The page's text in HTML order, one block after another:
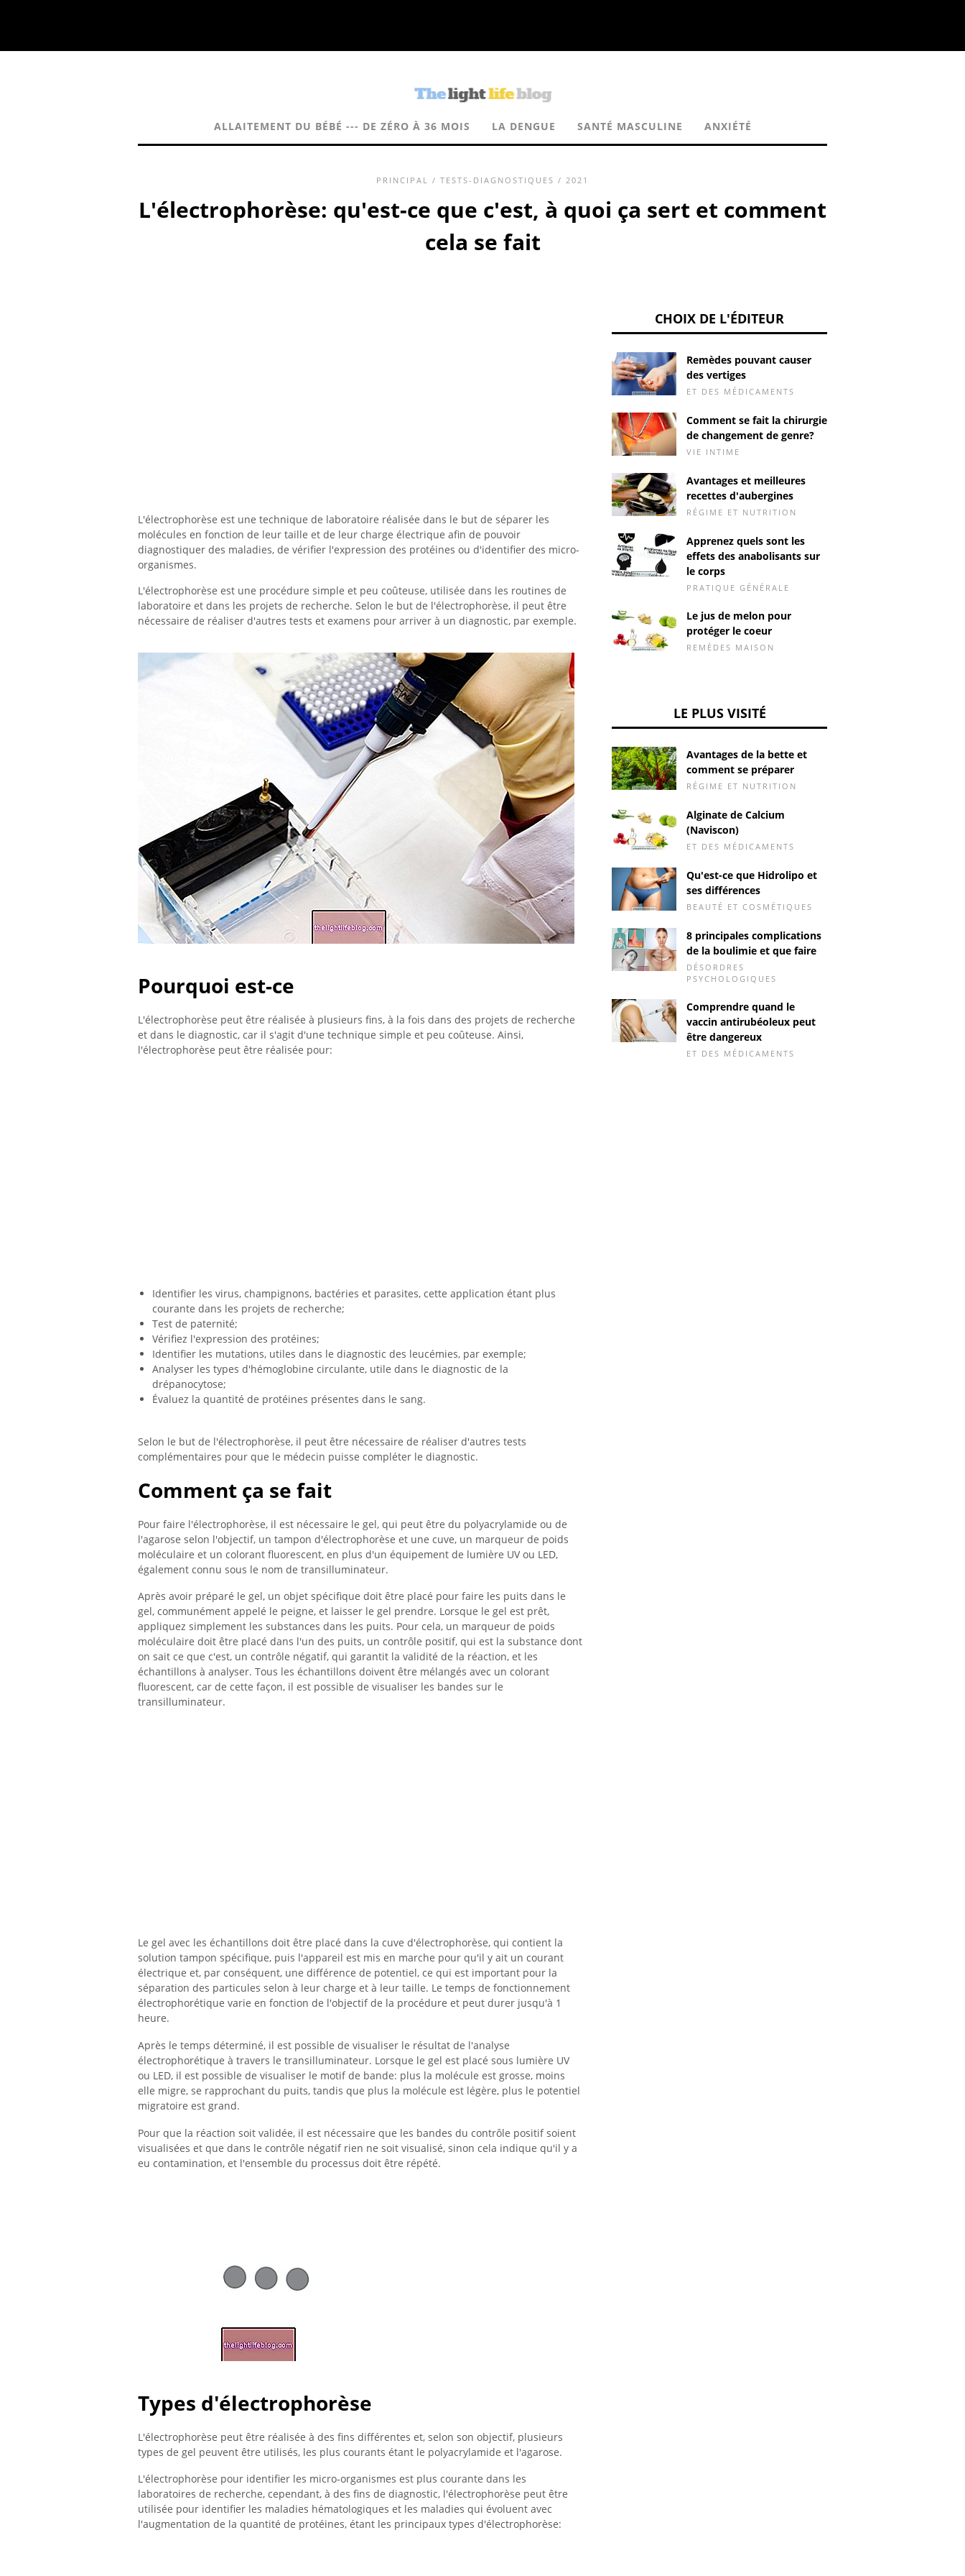
ALLAITEMENT DU BÉBÉ --- DE ZÉRO À 36 MOIS LA DENGUE SANTÉ MASCULINE ANXIÉTÉ
PRINCIPAL / TESTS-DIAGNOSTIQUES / 2021
L'électrophorèse: qu'est-ce que c'est, à quoi ça sert et comment
cela se fait
L'électrophorèse est une technique de laboratoire réalisée dans le but de séparer les
molécules en fonction de leur taille et de leur charge électrique afin de pouvoir
diagnostiquer des maladies, de vérifier l'expression des protéines ou d'identifier des micro-
organismes.
L'électrophorèse est une procédure simple et peu coûteuse, utilisée dans les routines de
laboratoire et dans les projets de recherche. Selon le but de l'électrophorèse, il peut être
nécessaire de réaliser d'autres tests et examens pour arriver à un diagnostic, par exemple.
Pourquoi est-ce
L'électrophorèse peut être réalisée à plusieurs fins, à la fois dans des projets de recherche
et dans le diagnostic, car il s'agit d'une technique simple et peu coûteuse. Ainsi,
l'électrophorèse peut être réalisée pour:
Identifier les virus, champignons, bactéries et parasites, cette application étant plus
courante dans les projets de recherche;
Test de paternité;
Vérifiez l'expression des protéines;
Identifier les mutations, utiles dans le diagnostic des leucémies, par exemple;
Analyser les types d'hémoglobine circulante, utile dans le diagnostic de la
drépanocytose;
Évaluez la quantité de protéines présentes dans le sang.
Selon le but de l'électrophorèse, il peut être nécessaire de réaliser d'autres tests
complémentaires pour que le médecin puisse compléter le diagnostic.
Comment ça se fait
Pour faire l'électrophorèse, il est nécessaire le gel, qui peut être du polyacrylamide ou de
l'agarose selon l'objectif, un tampon d'électrophorèse et une cuve, un marqueur de poids
moléculaire et un colorant fluorescent, en plus d'un équipement de lumière UV ou LED,
également connu sous le nom de transilluminateur.
Après avoir préparé le gel, un objet spécifique doit être placé pour faire les puits dans le
gel, communément appelé le peigne, et laisser le gel prendre. Lorsque le gel est prêt,
appliquez simplement les substances dans les puits. Pour cela, un marqueur de poids
moléculaire doit être placé dans l'un des puits, un contrôle positif, qui est la substance dont
on sait ce que c'est, un contrôle négatif, qui garantit la validité de la réaction, et les
échantillons à analyser. Tous les échantillons doivent être mélangés avec un colorant
fluorescent, car de cette façon, il est possible de visualiser les bandes sur le
transilluminateur.
Le gel avec les échantillons doit être placé dans la cuve d'électrophorèse, qui contient la
solution tampon spécifique, puis l'appareil est mis en marche pour qu'il y ait un courant
électrique et, par conséquent, une différence de potentiel, ce qui est important pour la
séparation des particules selon à leur charge et à leur taille. Le temps de fonctionnement
électrophorétique varie en fonction de l'objectif de la procédure et peut durer jusqu'à 1
heure.
Après le temps déterminé, il est possible de visualiser le résultat de l'analyse
électrophorétique à travers le transilluminateur. Lorsque le gel est placé sous lumière UV
ou LED, il est possible de visualiser le motif de bande: plus la molécule est grosse, moins
elle migre, se rapprochant du puits, tandis que plus la molécule est légère, plus le potentiel
migratoire est grand.
Pour que la réaction soit validée, il est nécessaire que les bandes du contrôle positif soient
visualisées et que dans le contrôle négatif rien ne soit visualisé, sinon cela indique qu'il y a
eu contamination, et l'ensemble du processus doit être répété.
Types d'électrophorèse
L'électrophorèse peut être réalisée à des fins différentes et, selon son objectif, plusieurs
types de gel peuvent être utilisés, les plus courants étant le polyacrylamide et l'agarose.
L'électrophorèse pour identifier les micro-organismes est plus courante dans les
laboratoires de recherche, cependant, à des fins de diagnostic, l'électrophorèse peut être
utilisée pour identifier les maladies hématologiques et les maladies qui évoluent avec
l'augmentation de la quantité de protéines, étant les principaux types d'électrophorèse:
CHOIX DE L'ÉDITEUR
Remèdes pouvant causer
des vertiges
ET DES MÉDICAMENTS
Comment se fait la chirurgie
de changement de genre?
VIE INTIME
Avantages et meilleures
recettes d'aubergines
RÉGIME ET NUTRITION
Apprenez quels sont les
effets des anabolisants sur
le corps
PRATIQUE GÉNÉRALE
Le jus de melon pour
protéger le coeur
REMÈDES MAISON
LE PLUS VISITÉ
Avantages de la bette et
comment se préparer
RÉGIME ET NUTRITION
Alginate de Calcium
(Naviscon)
ET DES MÉDICAMENTS
Qu'est-ce que Hidrolipo et
ses différences
BEAUTÉ ET COSMÉTIQUES
8 principales complications
de la boulimie et que faire
DÉSORDRES
PSYCHOLOGIQUES
Comprendre quand le
vaccin antirubéoleux peut
être dangereux
ET DES MÉDICAMENTS